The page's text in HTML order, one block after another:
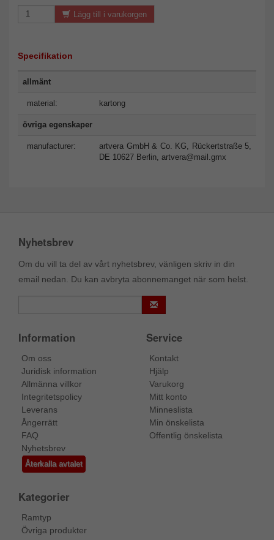
Lägg till i varukorgen
Specifikation
allmänt
material: kartong
övriga egenskaper
manufacturer:
artvera GmbH & Co. KG, Rückertstraße 5,
DE 10627 Berlin, artvera@mail.gmx
Nyhetsbrev
Om du vill ta del av vårt nyhetsbrev, vänligen skriv in din
email nedan. Du kan avbryta abonnemanget när som helst.
Information
Om oss
Juridisk information
Allmänna villkor
Integritetspolicy
Leverans
Ångerrätt
FAQ
Nyhetsbrev
Återkalla avtalet
Service
Kontakt
Hjälp
Varukorg
Mitt konto
Minneslista
Min önskelista
Offentlig önskelista
Kategorier
Ramtyp
Övriga produkter